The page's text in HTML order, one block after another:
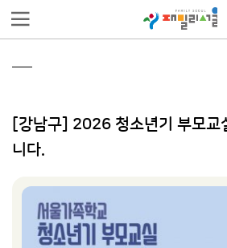
[강남구] 2026 청소년기 부모교
니다.